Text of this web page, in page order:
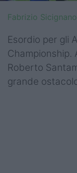
World Rugby
Rugby World
Super Rugby
Rugby in TV
Fabrizio Sicignano
Esordio per gli
Championship.
Roberto
grande